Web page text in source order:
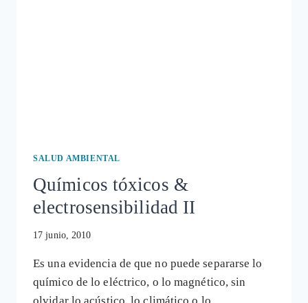
SALUD AMBIENTAL
Químicos tóxicos &
electrosensibilidad II
17 junio, 2010
Es una evidencia de que no puede separarse lo
químico de lo eléctrico, o lo magnético, sin